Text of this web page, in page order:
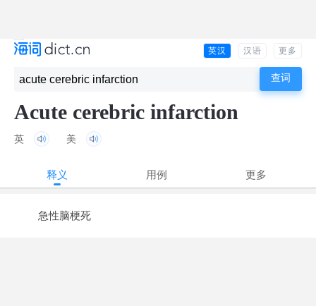
英汉 汉语 更多
Acute cerebric infarction
英 美
释义 用例 更多
急性脑梗死